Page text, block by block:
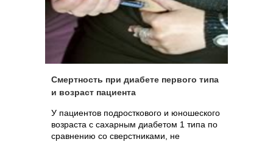
Смертность при диабете первого типа
и возраст пациента
У пациентов подросткового и юношеского
возраста с сахарным диабетом 1 типа по
сравнению со сверстниками, не